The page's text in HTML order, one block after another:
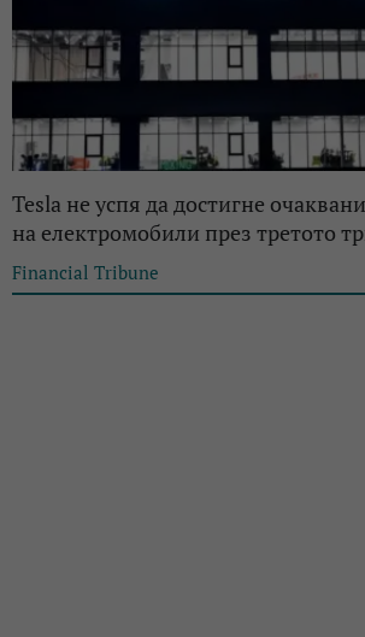
Tesla не успя да достигне
на електромобили през третото
Financial Tribune